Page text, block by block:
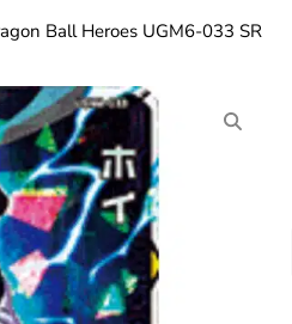
Ball Heroes UGM6-033 SR